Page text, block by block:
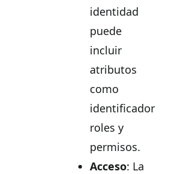
identidad
puede
incluir
atributos
como
identificadores,
roles y
permisos.
Acceso: La